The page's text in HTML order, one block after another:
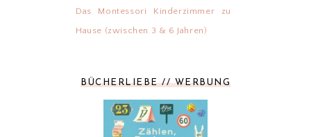
Das Montessori Kinderzimmer zu
Hause (zwischen 3 & 6 Jahren)
BÜCHERLIEBE // WERBUNG